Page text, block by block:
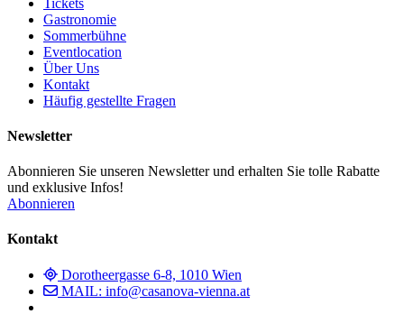
Gastronomie
Sommerbühne
Eventlocation
Über Uns
Kontakt
Häufig gestellte Fragen
Newsletter
Abonnieren Sie unseren Newsletter und erhalten Sie tolle Rabatte
und exklusive Infos!
Abonnieren
Kontakt
Dorotheergasse 6-8, 1010 Wien
MAIL: info@casanova-vienna.at